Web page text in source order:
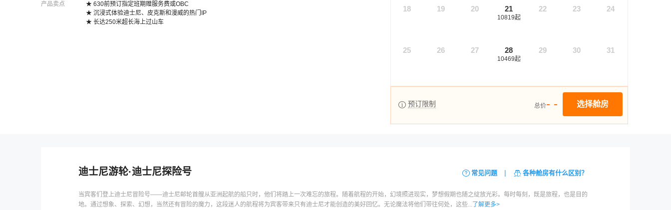
产品卖点
★ 630前预订指定班期赠服务费或OBC
★ 沉浸式体验迪士尼、皮克斯和漫威的热门IP
★ 长达250米超长海上过山车
18 19 20 21
10819起
22 23 24
25 26 27 28
10469起
29 30 31
预订限制 选择舱房
总价- -
迪士尼游轮·迪士尼探险号 常见问题 | 各种舱房有什么区别？
当宾客们登上迪士尼冒险号——迪士尼邮轮首艘从亚洲起航的船只时，他们将踏上一次难忘的旅程。随着航程的开始，幻境照进现实，梦想假期也随之绽放光彩。每时每刻，既是旅程，也是目的
地。通过想象、探索、幻想，当然还有冒险的魔力，这段迷人的航程将为宾客带来只有迪士尼才能创造的美好回忆。无论魔法将他们带往何处，这些...了解更多>